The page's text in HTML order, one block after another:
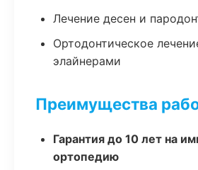
Лечение десен и
Ортодонтическое
элайнерами
Преимущества
Гарантия до 10 лет на
ортопедию